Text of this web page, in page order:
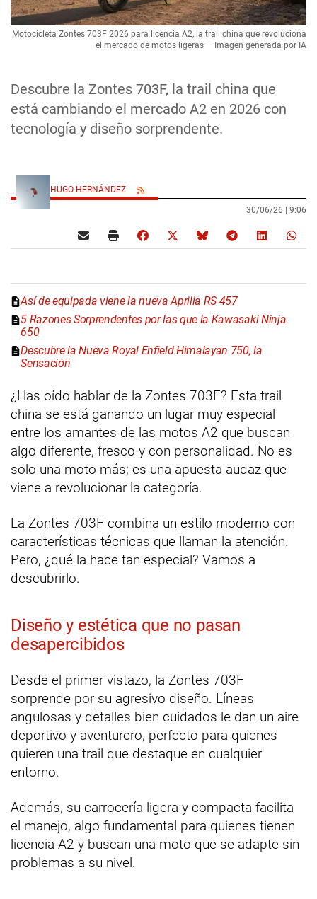
Descubre la Zontes 703F, la trail china que
está cambiando el mercado A2 en 2026 con
tecnología y diseño sorprendente.
Motocicleta Zontes 703F 2026 para licencia A2, la trail china que revoluciona
el mercado de motos ligeras — Imagen generada por IA
HUGO HERNÁNDEZ
30/06/26 | 9:06
Así de equipada viene la nueva Aprilia RS 457
5 Razones Sorprendentes por las que la Kawasaki Ninja
650
Descubre la Nueva Royal Enfield Himalayan 750, la
Sensación
¿Has oído hablar de la Zontes 703F? Esta trail
china se está ganando un lugar muy especial
entre los amantes de las motos A2 que buscan
algo diferente, fresco y con personalidad. No es
solo una moto más; es una apuesta audaz que
viene a revolucionar la categoría.
La Zontes 703F combina un estilo moderno con
características técnicas que llaman la atención.
Pero, ¿qué la hace tan especial? Vamos a
descubrirlo.
Diseño y estética que no pasan
desapercibidos
Desde el primer vistazo, la Zontes 703F
sorprende por su agresivo diseño. Líneas
angulosas y detalles bien cuidados le dan un aire
deportivo y aventurero, perfecto para quienes
quieren una trail que destaque en cualquier
entorno.
Además, su carrocería ligera y compacta facilita
el manejo, algo fundamental para quienes tienen
licencia A2 y buscan una moto que se adapte sin
problemas a su nivel.